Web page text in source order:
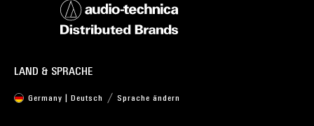
LAND & SPRACHE
Germany | Deutsch Sprache ändern